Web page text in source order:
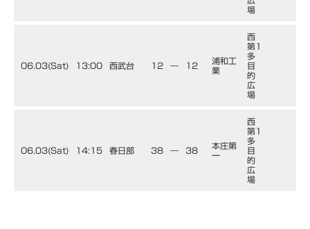
場
06.03(Sat) 13:00 西武台 12 ― 12
浦和工
業
西
第1
多
目
的
広
場
06.03(Sat) 14:15 春日部 38 ― 38
本庄第
一
西
第1
多
目
的
広
場